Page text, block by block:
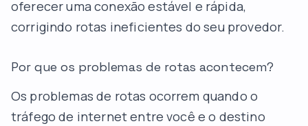
oferecer uma conexão estável e rápida,
corrigindo rotas ineficientes do seu provedor.
Por que os problemas de rotas acontecem?
Os problemas de rotas ocorrem quando o
tráfego de internet entre você e o destino